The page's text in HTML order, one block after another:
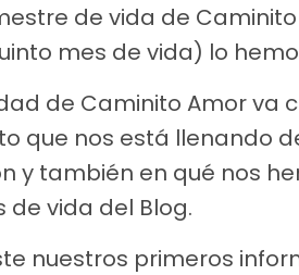
de vida de
mes de vida) lo
de Caminito Amor va
que nos está llenando
y también en qué nos
de vida del Blog.
nuestros primeros